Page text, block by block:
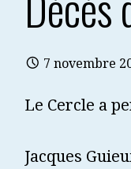
7 novembre
Le Cercle a
Jacques